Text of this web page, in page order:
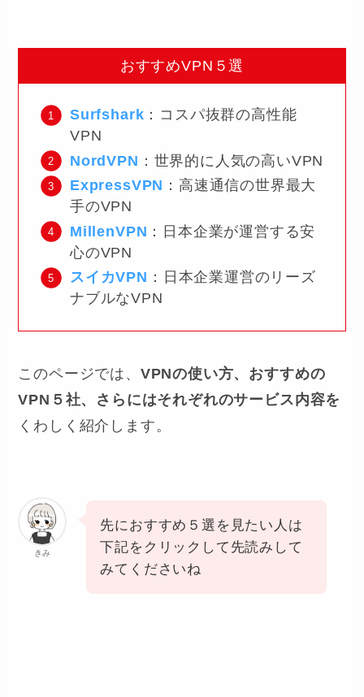
おすすめVPN５選
Surfshark ：コスパ抜群の高性能
VPN
NordVPN ：世界的に人気の高いVPN
ExpressVPN ：高速通信の世界最大
手のVPN
MillenVPN ：日本企業が運営する安
心のVPN
スイカVPN ：日本企業運営のリーズ
ナブルなVPN
このページでは、 VPNの使い方、おすすめの
VPN５社、さらにはそれぞれのサービス内容を
くわしく紹介します。
きみ
先におすすめ５選を見たい人は
下記をクリックして先読みして
みてくださいね